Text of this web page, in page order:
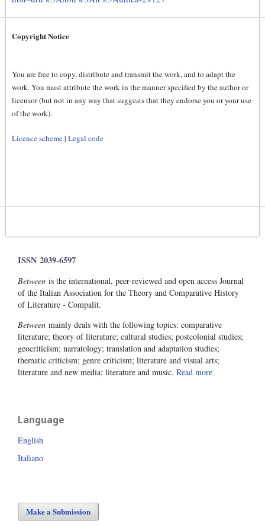
Copyright Notice
You are free to copy, distribute and transmit the work, and to adapt the
work. You must attribute the work in the manner specified by the author or
licensor (but not in any way that suggests that they endorse you or your use
of the work).
Licence scheme| Legal code
ISSN 2039-6597
Between is the international, peer-reviewed and open access Journal
of the Italian Association for the Theory and Comparative History
of Literature - Compalit.
Between mainly deals with the following topics: comparative
literature; theory of literature; cultural studies; postcolonial studies;
geocriticism; narratology; translation and adaptation studies;
thematic criticism; genre criticism; literature and visual arts;
literature and new media; literature and music. Read more
Language
English
Italiano
Make a Submission